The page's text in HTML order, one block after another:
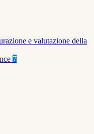
e valutazione della
7